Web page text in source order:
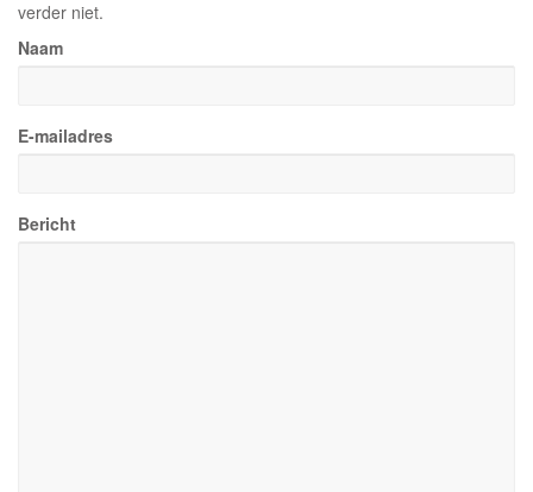
verder niet.
Naam
E-mailadres
Bericht